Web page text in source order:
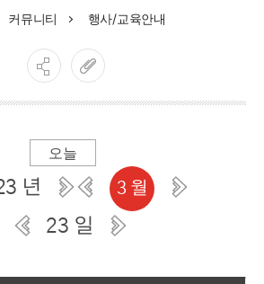
커뮤니티 행사/교육안내
오늘
년 3 월
23 일